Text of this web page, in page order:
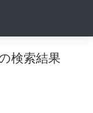
検索結果